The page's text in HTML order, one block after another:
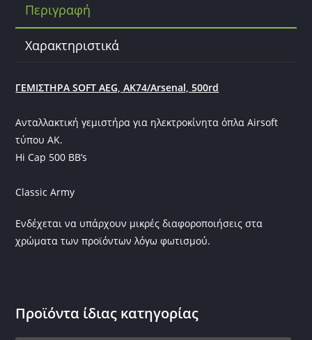
o
o
Περιγραφή
Χαρακτηριστικά
ΓΕΜΙΣΤΗΡΑ SOFT AEG, AK74/Arsenal, 500rd
Ανταλλακτική γεμιστήρα για ηλεκτροκίνητα όπλα Airsoft
τύπου ΑΚ.
Hi Cap 500 BB’s
Classic Army
Ενδέχεται να υπάρχουν μικρές διαφοροποιήσεις στα
χρώματα των προϊόντων λόγω φωτισμού.
Προϊόντα ίδιας κατηγορίας